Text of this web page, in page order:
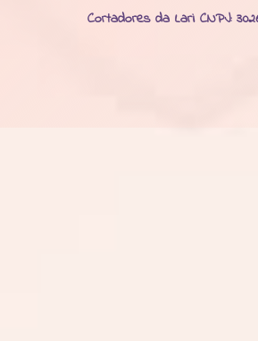
Cortadores da Lari CNPJ: